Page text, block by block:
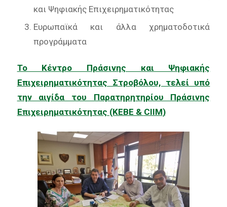
και Ψηφιακής Επιχειρηματικότητας
Ευρωπαϊκά και άλλα χρηματοδοτικά
προγράμματα
Το Κέντρο Πράσινης και Ψηφιακής
Επιχειρηματικότητας Στροβόλου, τελεί υπό
την αιγίδα του Παρατηρητηρίου Πράσινης
Επιχειρηματικότητας (ΚΕΒΕ & CIIM)